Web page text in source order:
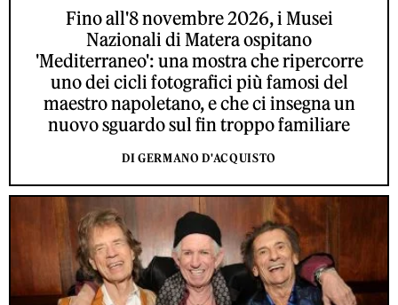
Fino all'8 novembre 2026, i Musei
Nazionali di Matera ospitano
'Mediterraneo': una mostra che ripercorre
uno dei cicli fotografici più famosi del
maestro napoletano, e che ci insegna un
nuovo sguardo sul fin troppo familiare
DI GERMANO D'ACQUISTO